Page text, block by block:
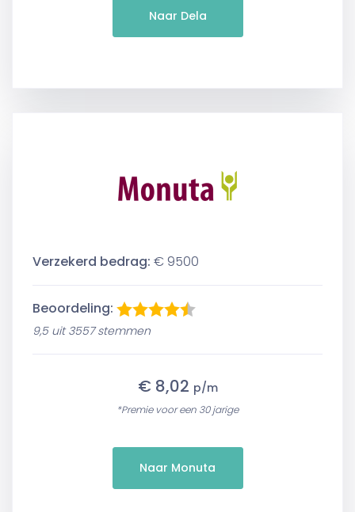
Naar Dela
Verzekerd bedrag: € 9500
Beoordeling:
9,5 uit 3557 stemmen
€ 8,02 p/m
*Premie voor een 30 jarige
Naar Monuta